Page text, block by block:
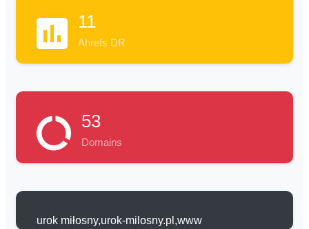
11
Ahrefs DR
53
Domains
urok miłosny,urok-milosny.pl,www